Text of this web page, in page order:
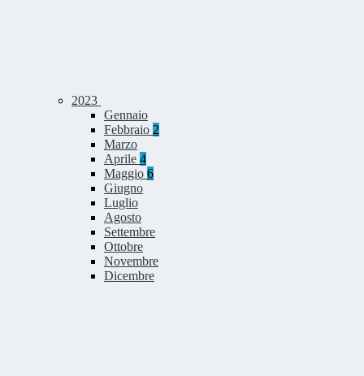
2023
Gennaio
Febbraio 2
Marzo
Aprile 4
Maggio 6
Giugno
Luglio
Agosto
Settembre
Ottobre
Novembre
Dicembre